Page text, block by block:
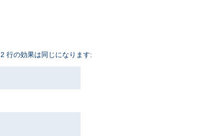
行の効果は同じになります: